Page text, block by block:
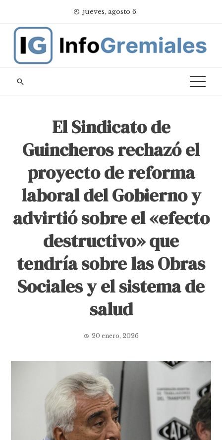
content
jueves, agosto 6
El Sindicato de
Guincheros rechazó el
proyecto de reforma
laboral del Gobierno y
advirtió sobre el «efecto
destructivo» que
tendría sobre las Obras
Sociales y el sistema de
salud
20 enero, 2026